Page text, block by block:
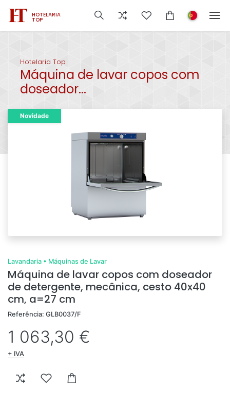
HOTELARIA
TOP
Hotelaria Top
Máquina de lavar copos com
doseador...
Novidade
Lavandaria • Máquinas de Lavar
Máquina de lavar copos com doseador
de detergente, mecânica, cesto 40x40
cm, a=27 cm
Referência: GLB0037/F
1 063,30 €
+ IVA